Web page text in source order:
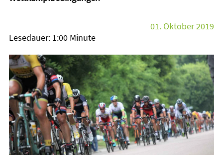
01. Oktober 2019
Lesedauer: 1:00 Minute